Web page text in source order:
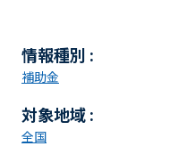
情報種別 :
補助金
対象地域 :
全国